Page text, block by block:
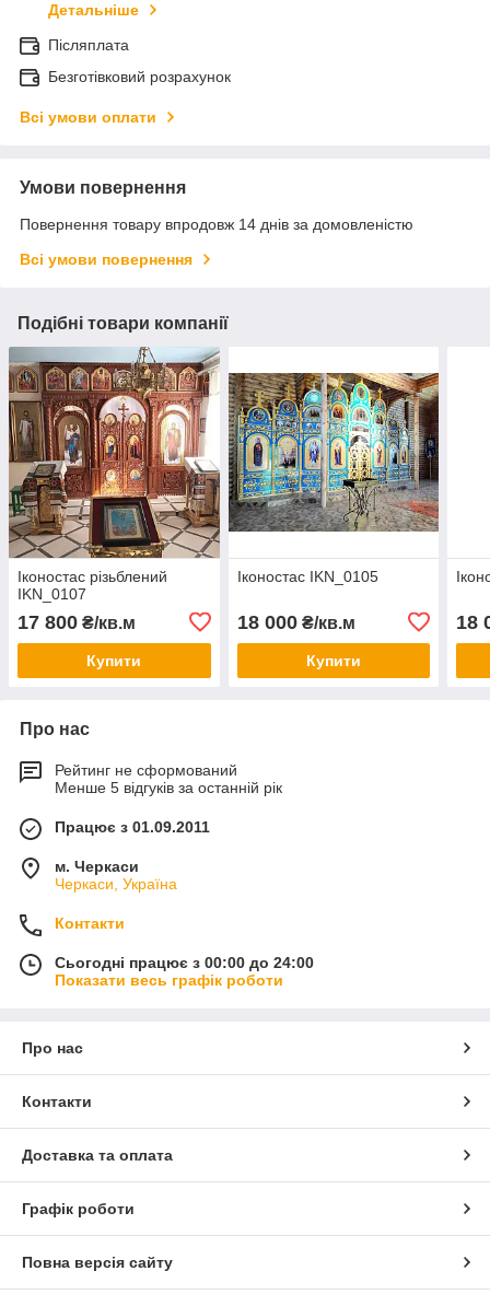
Детальніше
Післяплата
Безготівковий розрахунок
Всі умови оплати
Умови повернення
Повернення товару впродовж 14 днів за домовленістю
Всі умови повернення
Подібні товари компанії
Іконостас різьблений
IKN_0107
17 800 ₴/кв.м
Купити
Іконостас IKN_0105
18 000₴/кв.м
Купити
18
Про нас
Рейтинг не сформований
Менше 5 відгуків за останній рік
Працює з 01.09.2011
м. Черкаси
Черкаси, Україна
Контакти
Сьогодні працює з 00:00 до 24:00
Показати весь графік роботи
Про нас
Контакти
Доставка та оплата
Графік роботи
Повна версія сайту